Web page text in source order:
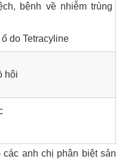
bệnh về nhiễm trùng
do Tetracyline
hôi
anh chị phân biệt sản